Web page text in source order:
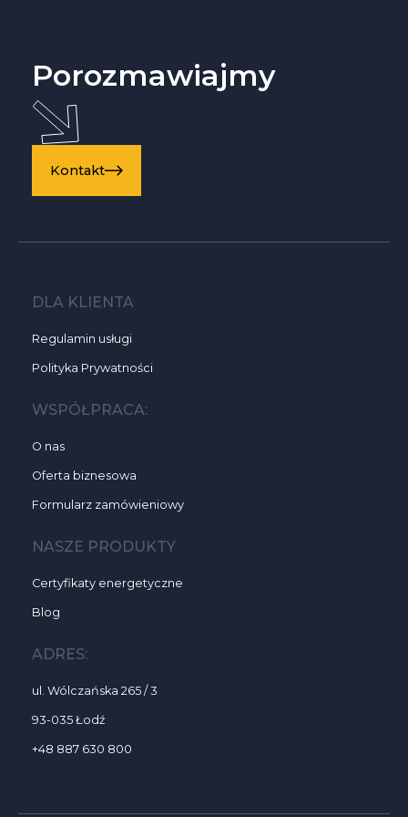
Porozmawiajmy
Kontakt
DLA KLIENTA
Regulamin usługi
Polityka Prywatności
WSPÓŁPRACA:
O nas
Oferta biznesowa
Formularz zamówieniowy
NASZE PRODUKTY
Certyfikaty energetyczne
Blog
ADRES:
ul. Wólczańska 265 / 3
93-035 Łodź
+48 887 630 800